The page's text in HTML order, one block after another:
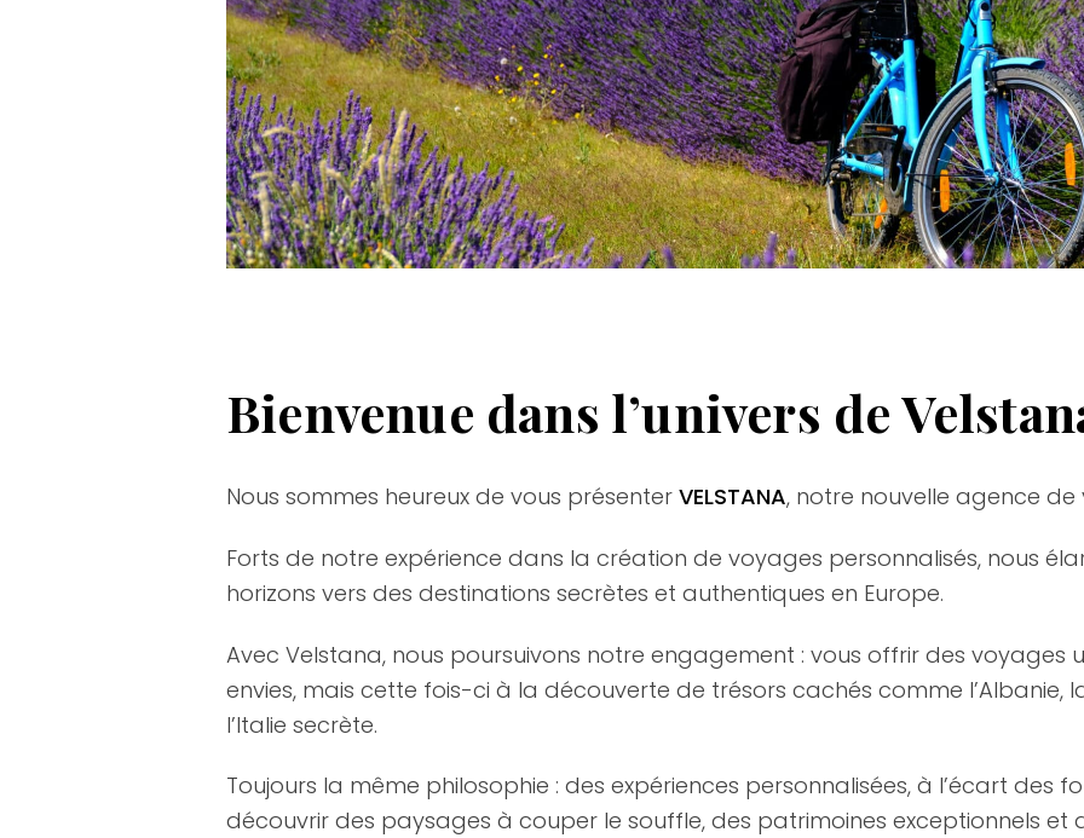
Bienvenue dans l’univers de
Nous sommes heureux de vous présenter VELSTANA, notre nouvelle agence de
Forts de notre expérience dans la création de voyages personnalisés, nous
horizons vers des destinations secrètes et authentiques en Europe.
Avec Velstana, nous poursuivons notre engagement : vous offrir des voyages
envies, mais cette fois-ci à la découverte de trésors cachés comme l’Albanie,
l’Italie secrète.
Toujours la même philosophie : des expériences personnalisées, à l’écart des
découvrir des paysages à couper le souffle, des patrimoines exceptionnels et